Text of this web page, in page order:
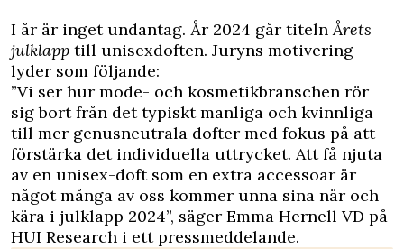
I år är inget undantag. År 2024 går titelnÅrets
julklapp till unisexdoften. Juryns motivering
lyder som följande:
”Vi ser hur mode- och kosmetikbranschen rör
sig bort från det typiskt manliga och kvinnliga
till mer genusneutrala dofter med fokus på att
förstärka det individuella uttrycket. Att få njuta
av en unisex-doft som en extra accessoar är
något många av oss kommer unna sina när och
kära i julklapp 2024”, säger Emma Hernell VD på
HUI Research i ett pressmeddelande.